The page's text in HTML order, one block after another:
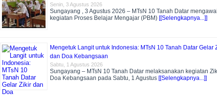
Senin, 3 Agustus 2026
Sungayang , 3 Agustus 2026 – MTsN 10 Tanah Datar
kegiatan Proses Belajar Mengajar (PBM) [[Selengkapnya...]]
Mengetuk Langit untuk Indonesia: MTsN 10 Tanah Datar Gelar
dan Doa Kebangsaan
Sabtu, 1 Agustus 2026
Sungayang – MTsN 10 Tanah Datar melaksanakan kegiatan
Doa Kebangsaan pada Sabtu, 1 Agustus [[Selengkapnya...]]